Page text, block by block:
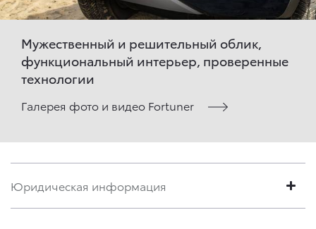
Мужественный и решительный облик,
функциональный интерьер, проверенные
технологии
Галерея фото и видео Fortuner
Юридическая информация